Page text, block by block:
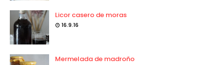
Licor casero de moras
16.9.16
Mermelada de madroño